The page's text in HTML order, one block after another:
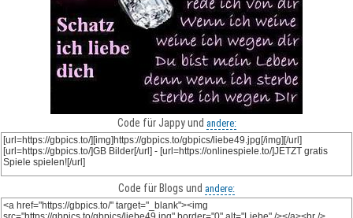
Code für Jappy und andere:
Code für Blogs und andere: